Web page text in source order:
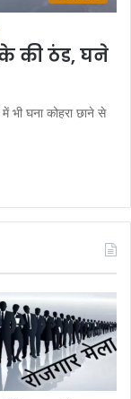
की ठंड, घने
भी घना कोहरा छाने से